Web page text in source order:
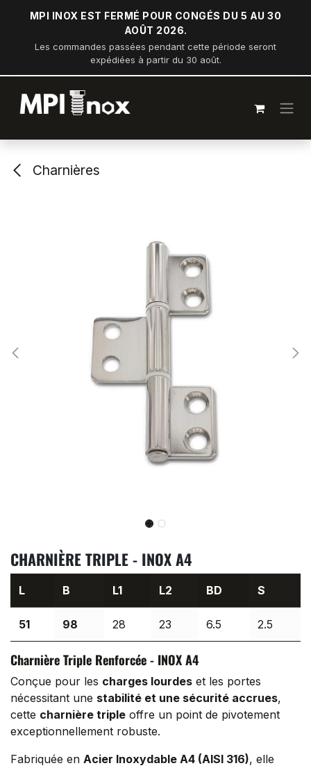
Se rendre au contenu
MPI INOX EST FERMÉ POUR CONGÉS DU 5 AU 30
AOÛT 2026.
Les commandes passées pendant cette période seront
expédiées à partir du 30 août.
Charnières
CHARNIÈRE TRIPLE - INOX A4
L B L1 L2 BD S
51 98 28 23 6.5 2.5
Charnière Triple Renforcée - INOX A4
Conçue pour les charges lourdes et les portes
nécessitant une stabilité et une sécurité accrues,
cette charnière triple offre un point de pivotement
exceptionnellement robuste.
Fabriquée en Acier Inoxydable A4 (AISI 316), elle